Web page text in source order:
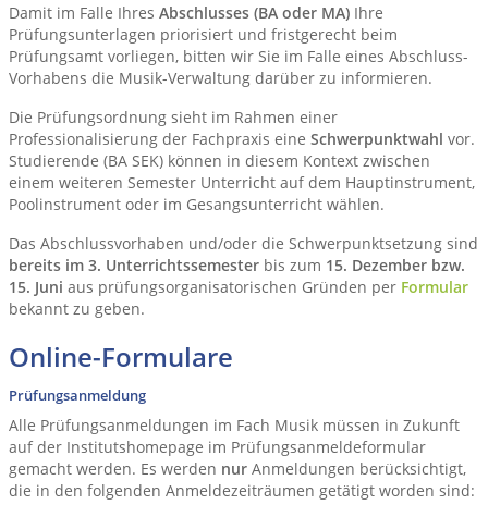
Damit im Falle Ihres Abschlusses (BA oder MA) Ihre
Prüfungsunterlagen priorisiert und fristgerecht beim
Prüfungsamt vorliegen, bitten wir Sie im Falle eines Abschluss-
Vorhabens die Musik-Verwaltung darüber zu informieren.
Die Prüfungsordnung sieht im Rahmen einer
Professionalisierung der Fachpraxis eine Schwerpunktwahl vor.
Studierende (BA SEK) können in diesem Kontext zwischen
einem weiteren Semester Unterricht auf dem Hauptinstrument,
Poolinstrument oder im Gesangsunterricht wählen.
Das Abschlussvorhaben und/oder die Schwerpunktsetzung sind
bereits im 3. Unterrichtssemester bis zum 15. Dezember bzw.
15. Juni aus prüfungsorganisatorischen Gründen per Formular
bekannt zu geben.
Online-Formulare
Prüfungsanmeldung
Alle Prüfungsanmeldungen im Fach Musik müssen in Zukunft
auf der Institutshomepage im Prüfungsanmeldeformular
gemacht werden. Es werden nur Anmeldungen berücksichtigt,
die in den folgenden Anmeldezeiträumen getätigt worden sind: